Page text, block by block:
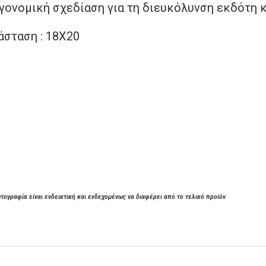
σχεδίαση για τη διευκόλυνση εκδότη
: 18Χ20
είναι ενδεικτική και ενδεχομένως να διαφέρει από το τελικό προϊόν